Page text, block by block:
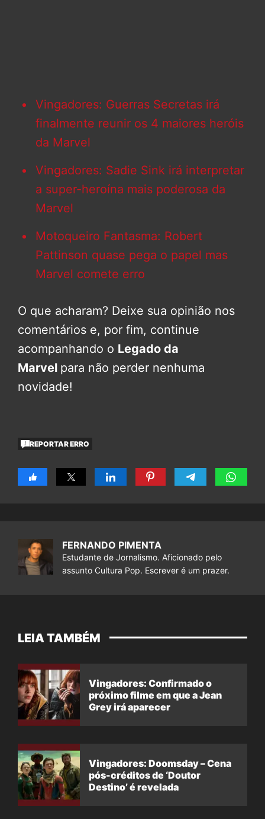
Vingadores: Guerras Secretas irá
finalmente reunir os 4 maiores heróis
da Marvel
Vingadores: Sadie Sink irá interpretar
a super-heroína mais poderosa da
Marvel
Motoqueiro Fantasma: Robert
Pattinson quase pega o papel mas
Marvel comete erro
O que acharam? Deixe sua opinião nos
comentários e, por fim, continue
acompanhando o Legado da
Marvel para não perder nenhuma
novidade!
REPORTAR ERRO
FERNANDO PIMENTA
Estudante de Jornalismo. Aficionado pelo
assunto Cultura Pop. Escrever é um prazer.
LEIA TAMBÉM
Vingadores: Confirmado o
próximo filme em que a Jean
Grey irá aparecer
Vingadores: Doomsday – Cena
pós-créditos de ‘Doutor
Destino’ é revelada